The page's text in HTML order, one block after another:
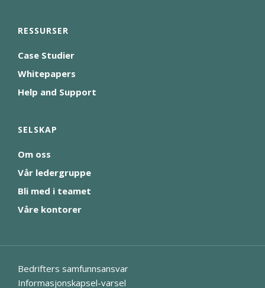
RESSURSER
Case Studier
Whitepapers
Help and Support
SELSKAP
Om oss
Vår ledergruppe
Bli med i teamet
Våre kontorer
Bedrifters samfunnsansvar
Informasjonskapsel-varsel